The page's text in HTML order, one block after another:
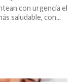
con urgencia el
saludable, con...